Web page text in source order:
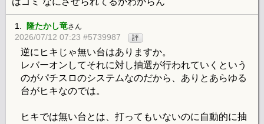
1. 隆たかし竜さん
2026/07/12 07:23 #5739987 評
逆にヒキじゃ無い台はありますか。
レバーオンしてそれに対し抽選が行われていくという
のがパチスロのシステムなのだから、ありとあらゆる
台がヒキなのでは。
ヒキでは無い台とは、打ってもいないのに自動的に抽